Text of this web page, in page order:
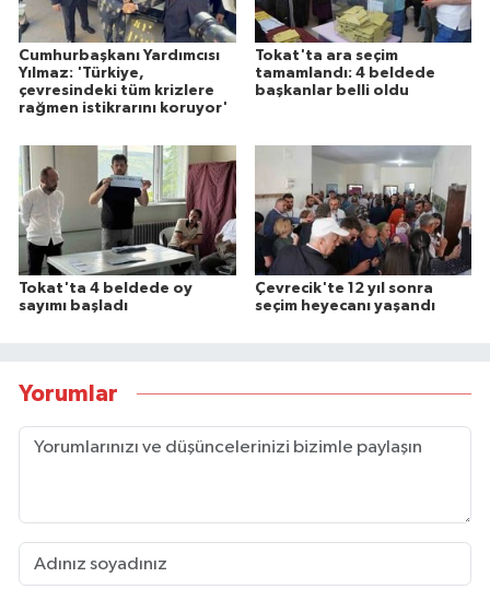
Cumhurbaşkanı Yardımcısı
Yılmaz: 'Türkiye,
çevresindeki tüm krizlere
rağmen istikrarını koruyor'
Tokat'ta ara seçim
tamamlandı: 4 beldede
başkanlar belli oldu
Tokat'ta 4 beldede oy
sayımı başladı
Çevrecik'te 12 yıl sonra
seçim heyecanı yaşandı
Yorumlar